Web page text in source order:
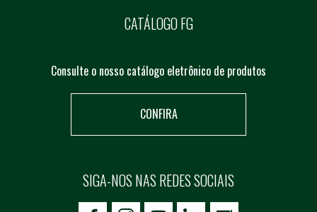
CATÁLOGO FG
Consulte o nosso catálogo eletrônico de produtos
CONFIRA
SIGA-NOS NAS REDES SOCIAIS